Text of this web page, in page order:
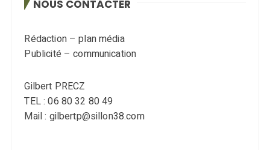
NOUS CONTACTER
Rédaction – plan média
Publicité – communication
Gilbert PRECZ
TEL : 06 80 32 80 49
Mail : gilbertp@sillon38.com